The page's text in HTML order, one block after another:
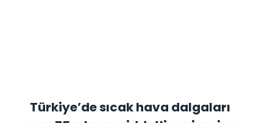
Türkiye’de sıcak hava dalgaları